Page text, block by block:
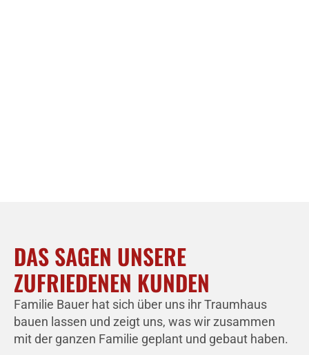
DAS SAGEN UNSERE
ZUFRIEDENEN KUNDEN
Familie Bauer hat sich über uns ihr Traumhaus
bauen lassen und zeigt uns, was wir zusammen
mit der ganzen Familie geplant und gebaut haben.